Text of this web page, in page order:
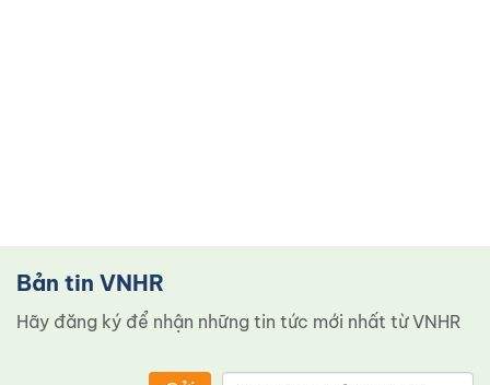
Bản tin VNHR
Hãy đăng ký để nhận những tin tức mới nhất từ ​​VNHR